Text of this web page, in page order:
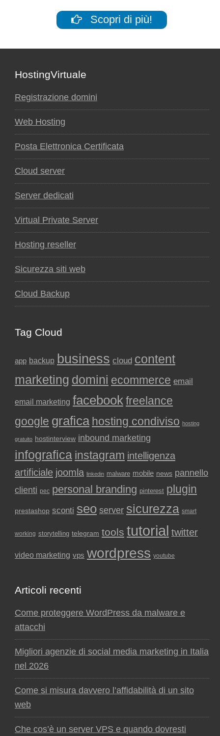
Scopri di più!
Footer
HostingVirtuale
Registrazione domini
Web Hosting
Posta Elettronica Certificata
Cloud server
Server dedicati
Virtual Private Server
Hosting reseller
Sicurezza siti web
Cloud Backup
Tag Cloud
app backup business cloud content
marketing domini ecommerce email
email marketing facebookfreelance
google grafica hosting condiviso hosting
gratuito hostinterview inbound marketing
infografica instagram intelligenza
artificiale joomla linkedin malware mobile news pannello
clienti pec personal branding pinterest plugin
prestashop sconti seo server sicurezza smart
working storytelling telegram tools tutorial twitter
video marketing vps wordpress youtube
Articoli recenti
Come proteggere WordPress da malware e
attacchi
Migliori agenzie di social media marketing in Italia
nel 2026
Come si misura davvero l’affidabilità di un sito
web
Che cos’è un server VPS e quando dovresti